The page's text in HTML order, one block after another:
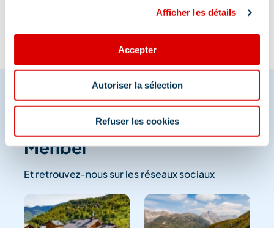
Afficher les détails
Accepter
Autoriser la sélection
Refuser les cookies
Partagez vos moments à
Méribel
Et retrouvez-nous sur les réseaux sociaux